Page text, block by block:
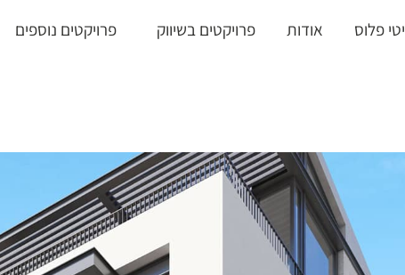
פלוס אודות פרויקטים בשיווק פרויקטים נוספים